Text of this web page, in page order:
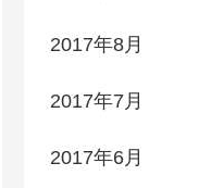
2017年8月
2017年7月
2017年6月